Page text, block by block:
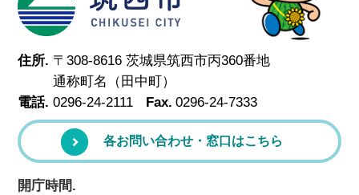
住所. 〒308-8616 茨城県筑西市丙360番地
通称町名（田中町）
電話. 0296-24-2111 Fax. 0296-24-7333
各お問い合わせ・窓口はこちら
開庁時間.